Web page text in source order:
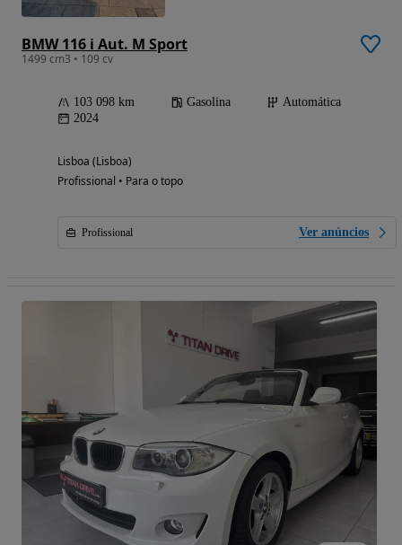
BMW 116 i Aut. M Sport
1499 cm3 • 109 cv
103 098 km Gasolina
Automática
2024
Lisboa (Lisboa)
Profissional • Para o topo
Profissional Ver anúncios